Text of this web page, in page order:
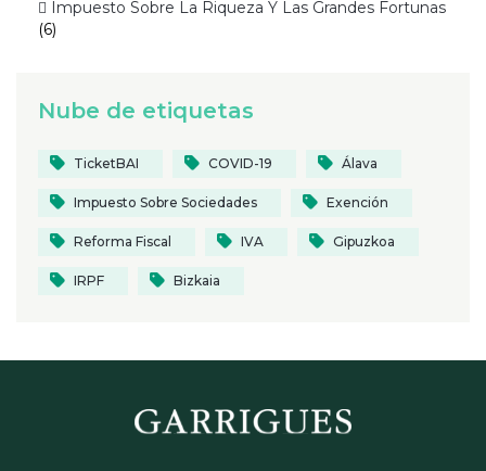
 Impuesto Sobre La Riqueza Y Las Grandes Fortunas
(6)
Nube de etiquetas
TicketBAI COVID-19 Álava
Impuesto Sobre Sociedades Exención
Reforma Fiscal IVA Gipuzkoa
IRPF Bizkaia